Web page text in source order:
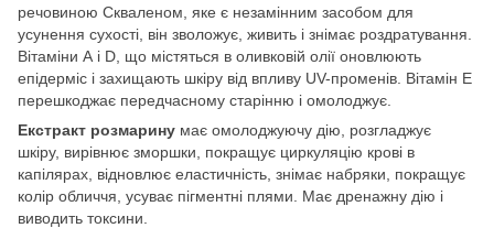
речовиною Скваленом, яке є незамінним засобом для
усунення сухості, він зволожує, живить і знімає роздратування.
Вітаміни А і D, що містяться в оливковій олії оновлюють
епідерміс і захищають шкіру від впливу UV-променів. Вітамін Е
перешкоджає передчасному старінню і омолоджує.
Екстракт розмарину має омолоджуючу дію, розгладжує
шкіру, вирівнює зморшки, покращує циркуляцію крові в
капілярах, відновлює еластичність, знімає набряки, покращує
колір обличчя, усуває пігментні плями. Має дренажну дію і
виводить токсини.